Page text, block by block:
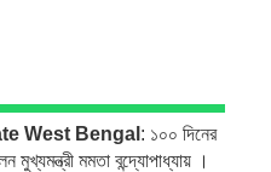
West Bengal : ১০০ দিনের
মুখ্যমন্ত্রী মমতা বন্দ্যোপাধ্যায় ।